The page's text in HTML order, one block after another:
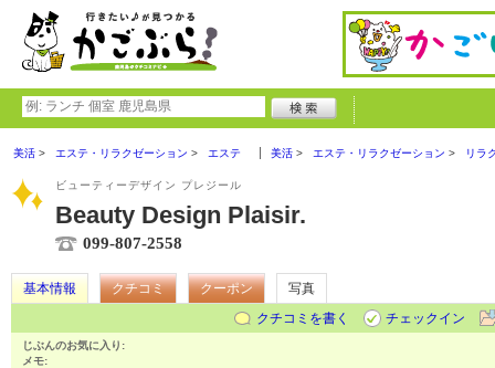
美活 エステ・リラクゼーション エステ 美活 エステ・リラクゼーション リラ
ビューティーデザイン プレジール
Beauty Design Plaisir.
099-807-2558
基本情報 クチコミ クーポン
写真
クチコミを書く
チェックイン
じぶんのお気に入り:
メモ: